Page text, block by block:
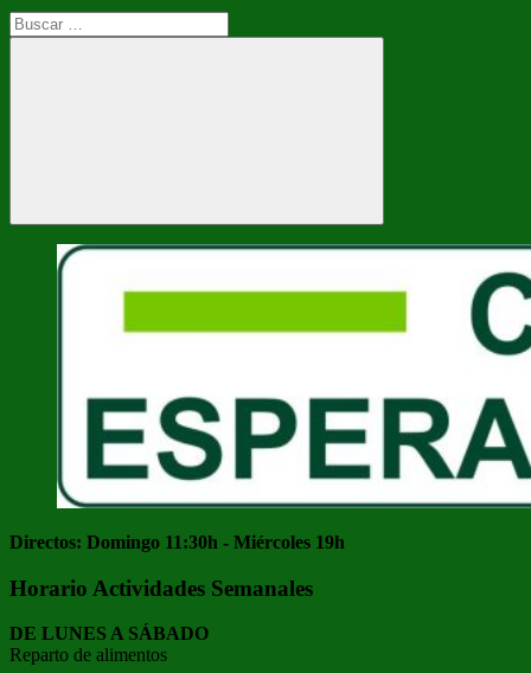
Buscar:
Buscar
Directos: Domingo 11:30h - Miércoles 19h
Horario Actividades Semanales
DE LUNES A SÁBADO
Reparto de alimentos